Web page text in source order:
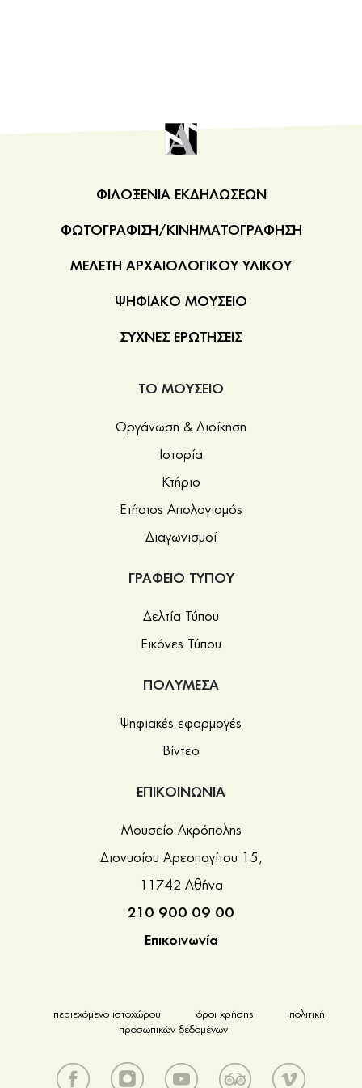
ΦΙΛΟΞΕΝΙΑ ΕΚΔΗΛΩΣΕΩΝ
ΦΩΤΟΓΡΑΦΙΣΗ/ΚΙΝΗΜΑΤΟΓΡΑΦΗΣΗ
ΜΕΛΕΤΗ ΑΡΧΑΙΟΛΟΓΙΚΟΥ ΥΛΙΚΟΥ
ΨΗΦΙΑΚΟ ΜΟΥΣΕΙΟ
ΣΥΧΝΕΣ ΕΡΩΤΗΣΕΙΣ
ΤΟ ΜΟΥΣΕΙΟ
Οργάνωση & Διοίκηση
Ιστορία
Κτήριο
Ετήσιος Απολογισμός
Διαγωνισμοί
ΓΡΑΦΕΙΟ ΤΥΠΟΥ
Δελτία Τύπου
Εικόνες Τύπου
ΠΟΛΥΜΕΣΑ
Ψηφιακές εφαρμογές
Βίντεο
ΕΠΙΚΟΙΝΩΝΙΑ
Μουσείο Ακρόπολης
Διονυσίου Αρεοπαγίτου 15,
11742 Αθήνα
210 900 09 00
Επικοινωνία
περιεχόμενο ιστοχώρου όροι χρήσης
πολιτική
προσωπικών δεδομένων